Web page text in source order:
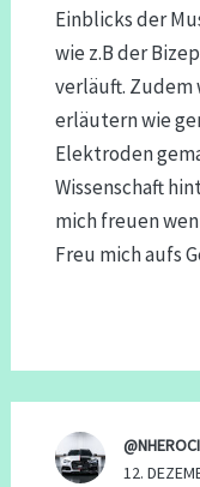
Einblicks der
wie z.B der
verläuft. Zudem
erläutern wie
Elektroden
Wissenschaft
mich freuen
Freu mich aufs
@NHEROCI
12.